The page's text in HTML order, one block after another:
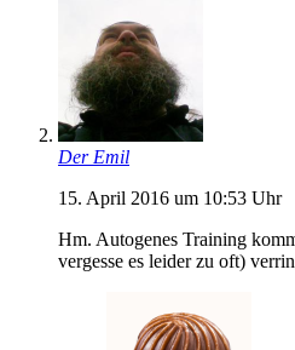
Der Emil
15. April 2016 um 10:53 Uhr
Hm. Autogenes Training
vergesse es leider zu oft)